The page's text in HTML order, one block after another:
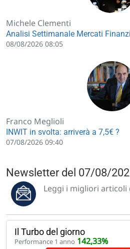
Michele Clementi
Analisi Settimanale Mercati
08/08/2026 08:05
Franco Meglioli
INWIT in svolta: arriverà a 7,5€ ?
07/08/2026 09:40
Newsletter del 07/08/
Leggi i migliori articoli
Il Turbo del giorno
Performance 1 anno 142,33%